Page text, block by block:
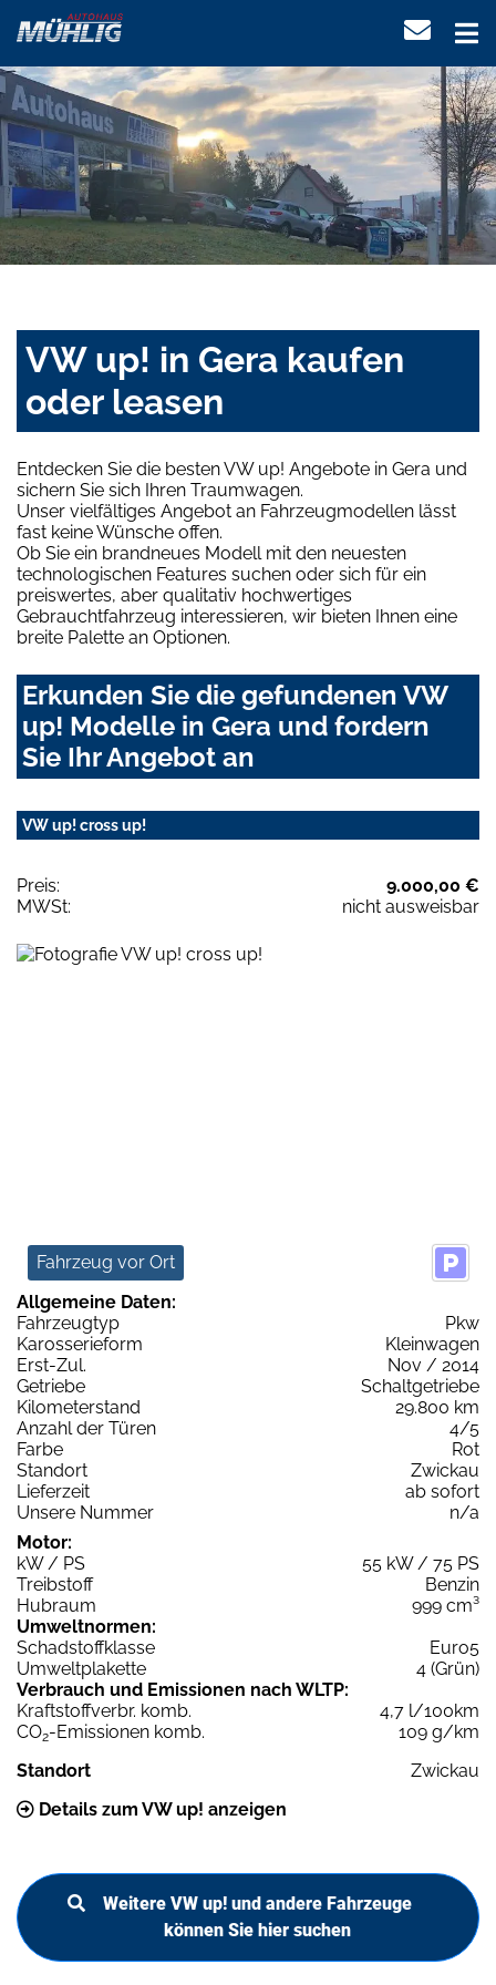
VW up! in Gera kaufen
oder leasen
Entdecken Sie die besten VW up! Angebote in Gera und
sichern Sie sich Ihren Traumwagen.
Unser vielfältiges Angebot an Fahrzeugmodellen lässt
fast keine Wünsche offen.
Ob Sie ein brandneues Modell mit den neuesten
technologischen Features suchen oder sich für ein
preiswertes, aber qualitativ hochwertiges
Gebrauchtfahrzeug interessieren, wir bieten Ihnen eine
breite Palette an Optionen.
Erkunden Sie die gefundenen VW
up! Modelle in Gera und fordern
Sie Ihr Angebot an
VW up! cross up!
Preis:
9.000,00 €
MWSt:
nicht ausweisbar
Fahrzeug vor Ort
Allgemeine Daten:
Fahrzeugtyp
Pkw
Karosserieform
Kleinwagen
Erst-Zul.
Nov / 2014
Getriebe
Schaltgetriebe
Kilometerstand
29.800 km
Anzahl der Türen
4/5
Farbe
Rot
Standort
Zwickau
Lieferzeit
ab sofort
Unsere Nummer
n/a
Motor:
kW / PS
55 kW / 75 PS
Treibstoff
Benzin
Hubraum
999 cm³
Umweltnormen:
Schadstoffklasse
Euro5
Umweltplakette
4 (Grün)
Verbrauch und Emissionen nach WLTP:
Kraftstoffverbr. komb.
4,7 l/100km
CO2-Emissionen komb.
109 g/km
Standort
Zwickau
Details zum VW up! anzeigen
Weitere VW up! und andere Fahrzeuge
können Sie hier suchen